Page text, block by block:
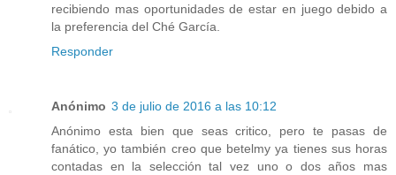
recibiendo mas oportunidades de estar en juego debido a
la preferencia del Ché García.
Responder
Anónimo 3 de julio de 2016 a las 10:12
Anónimo esta bien que seas critico, pero te pasas de
fanático, yo también creo que betelmy ya tienes sus horas
contadas en la selección tal vez uno o dos años mas